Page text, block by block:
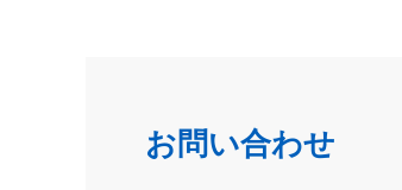
お問い合わせ